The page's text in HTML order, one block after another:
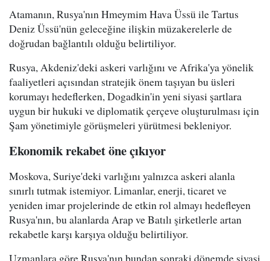
Atamanın, Rusya'nın Hmeymim Hava Üssü ile Tartus
Deniz Üssü'nün geleceğine ilişkin müzakerelerle de
doğrudan bağlantılı olduğu belirtiliyor.
Rusya, Akdeniz'deki askeri varlığını ve Afrika'ya yönelik
faaliyetleri açısından stratejik önem taşıyan bu üsleri
korumayı hedeflerken, Dogadkin'in yeni siyasi şartlara
uygun bir hukuki ve diplomatik çerçeve oluşturulması için
Şam yönetimiyle görüşmeleri yürütmesi bekleniyor.
Ekonomik rekabet öne çıkıyor
Moskova, Suriye'deki varlığını yalnızca askeri alanla
sınırlı tutmak istemiyor. Limanlar, enerji, ticaret ve
yeniden imar projelerinde de etkin rol almayı hedefleyen
Rusya'nın, bu alanlarda Arap ve Batılı şirketlerle artan
rekabetle karşı karşıya olduğu belirtiliyor.
Uzmanlara göre Rusya'nın bundan sonraki dönemde siyasi